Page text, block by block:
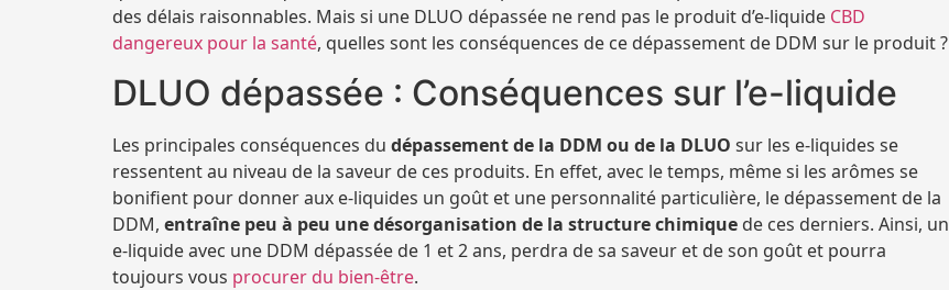
des délais raisonnables. Mais si une DLUO dépassée ne rend pas le produit d’e-liquide CBD
dangereux pour la santé, quelles sont les conséquences de ce dépassement de DDM sur le produit ?
DLUO dépassée : Conséquences sur l’e-liquide
Les principales conséquences du dépassement de la DDM ou de la DLUO sur les e-liquides se
ressentent au niveau de la saveur de ces produits. En effet, avec le temps, même si les arômes se
bonifient pour donner aux e-liquides un goût et une personnalité particulière, le dépassement de la
DDM, entraîne peu à peu une désorganisation de la structure chimique de ces derniers. Ainsi, un
e-liquide avec une DDM dépassée de 1 et 2 ans, perdra de sa saveur et de son goût et pourra
toujours vous procurer du bien-être.